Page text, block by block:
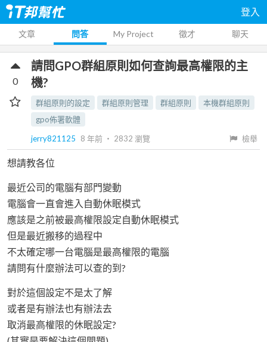
登入
文章 問答 My Project 徵才 聊天
請問GPO群組原則如何查詢最高權限的主
機?
群組原則的設定 群組原則管理 群組原則
本機群組原則
gpo佈署軟體
jerry821125
8 年前 ‧ 2832 瀏覽 檢舉
0
想請教各位
最近公司的電腦有部門變動
電腦會一直會進入自動休眠模式
應該是之前被最高權限設定自動休眠模式
但是最近搬移的過程中
不太確定哪一台電腦是最高權限的電腦
請問有什麼辦法可以查的到?
對於這個設定不是太了解
或者是有辦法也有辦法去
取消最高權限的休眠設定?